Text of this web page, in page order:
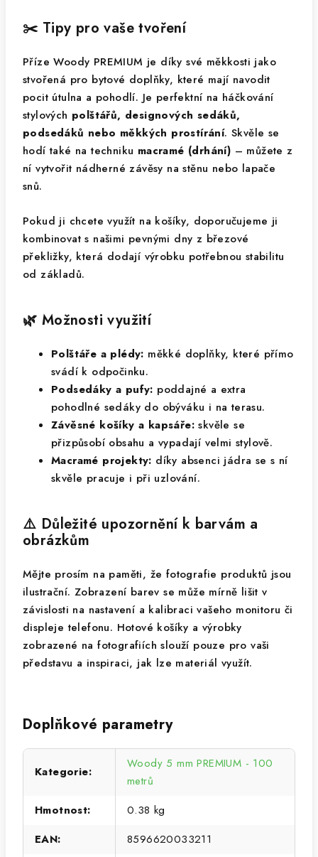
✂️ Tipy pro vaše tvoření
Příze Woody PREMIUM je díky své měkkosti jako
stvořená pro bytové doplňky, které mají navodit
pocit útulna a pohodlí. Je perfektní na háčkování
stylových polštářů, designových sedáků,
podsedáků nebo měkkých prostírání. Skvěle se
hodí také na techniku macramé (drhání) – můžete z
ní vytvořit nádherné závěsy na stěnu nebo lapače
snů.
Pokud ji chcete využít na košíky, doporučujeme ji
kombinovat s našimi pevnými dny z březové
překližky, která dodají výrobku potřebnou stabilitu
od základů.
🌿 Možnosti využití
Polštáře a plédy: měkké doplňky, které přímo
svádí k odpočinku.
Podsedáky a pufy: poddajné a extra
pohodlné sedáky do obýváku i na terasu.
Závěsné košíky a kapsáře: skvěle se
přizpůsobí obsahu a vypadají velmi stylově.
Macramé projekty: díky absenci jádra se s ní
skvěle pracuje i při uzlování.
⚠️ Důležité upozornění k barvám a
obrázkům
Mějte prosím na paměti, že fotografie produktů jsou
ilustrační. Zobrazení barev se může mírně lišit v
závislosti na nastavení a kalibraci vašeho monitoru či
displeje telefonu. Hotové košíky a výrobky
zobrazené na fotografiích slouží pouze pro vaši
představu a inspiraci, jak lze materiál využít.
Doplňkové parametry
Kategorie:
Woody 5 mm PREMIUM - 100
metrů
Hmotnost:
0.38 kg
EAN:
8596620033211